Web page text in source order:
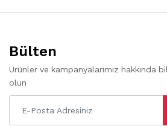
Bülten
Ürünler ve kampanyalarımız hakkında
olun